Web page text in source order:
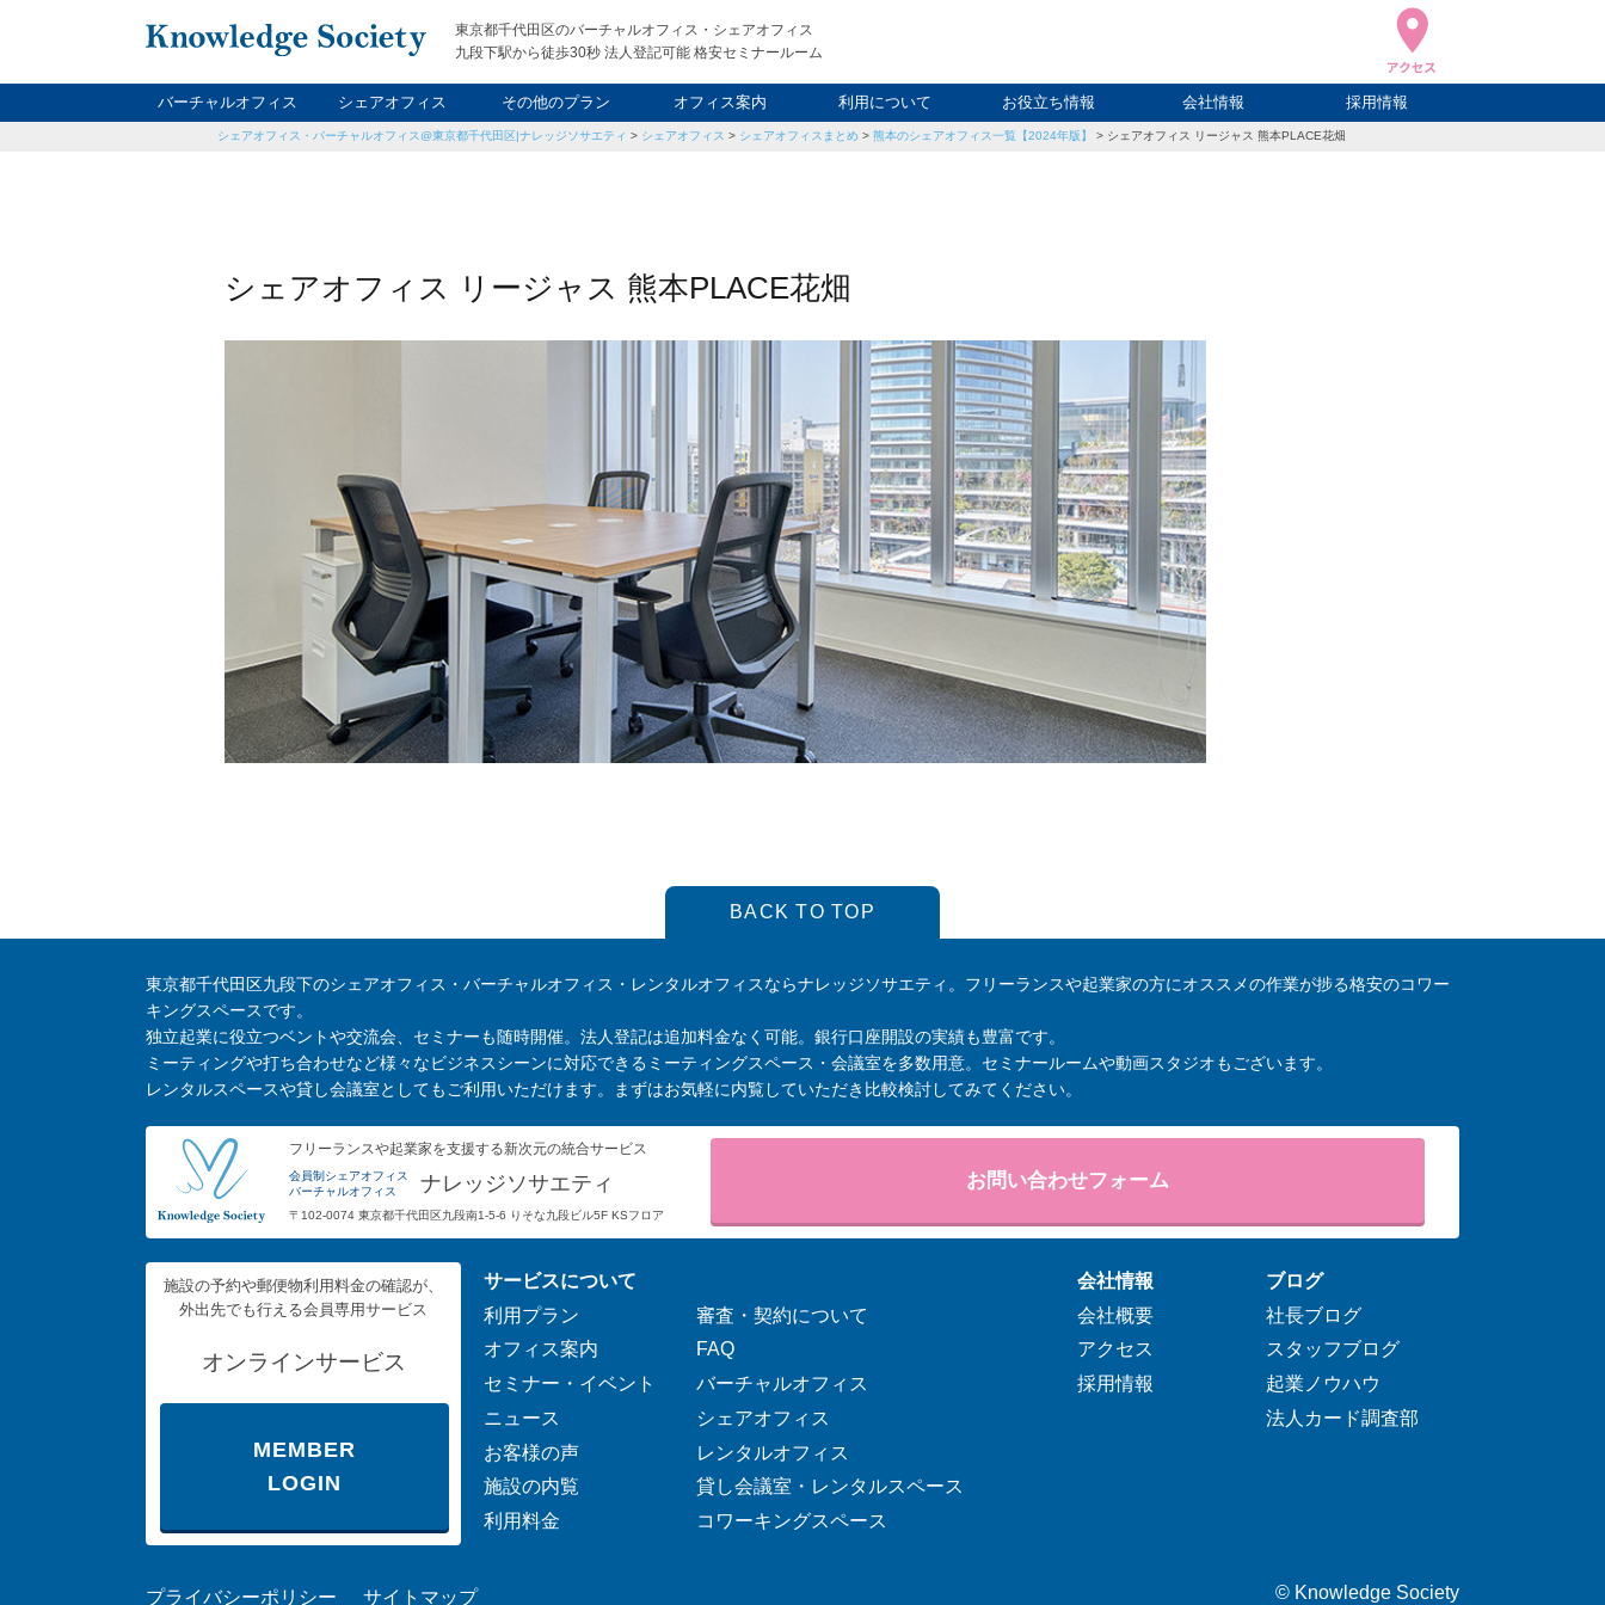
東京都千代田区のバーチャルオフィス・シェアオフィス
九段下駅から徒歩30秒 法人登記可能 格安セミナールーム
バーチャルオフィス シェアオフィス その他のプラン
レンタルオフィス
ナイト&ウィークエンド
貸し会議室
オフィス案内 利用について
利用料金
申込について
FAQ
お役立ち情報
起業ノウハウ
社長ブログ
スタッフブログ
会社情報
会社概要
アクセス
採用情報
シェアオフィス・バーチャルオフィス@東京都千代田区|ナレッジソサエティ > シェアオフィス > シェアオフィスまとめ > 熊本のシェアオフィス一覧【2024年版】 > シェアオフィス リージャス 熊本PLACE花畑
シェアオフィス リージャス 熊本PLACE花畑
BACK TO TOP
東京都千代田区九段下のシェアオフィス・バーチャルオフィス・レンタルオフィスならナレッジソサエティ。フリーランスや起業家の方にオススメの作業が捗る格安のコワー
キングスペースです。
独立起業に役立つベントや交流会、セミナーも随時開催。法人登記は追加料金なく可能。銀行口座開設の実績も豊富です。
ミーティングや打ち合わせなど様々なビジネスシーンに対応できるミーティングスペース・会議室を多数用意。セミナールームや動画スタジオもございます。
レンタルスペースや貸し会議室としてもご利用いただけます。まずはお気軽に内覧していただき比較検討してみてください。
フリーランスや起業家を支援する新次元の統合サービス
会員制シェアオフィス
バーチャルオフィス
ナレッジソサエティ
〒102-0074 東京都千代田区九段南1-5-6 りそな九段ビル5F KSフロア
お問い合わせフォーム
施設の予約や郵便物利用料金の確認が、
外出先でも行える会員専用サービス
オンラインサービス
MEMBER
LOGIN
サービスについて
利用プラン
オフィス案内
セミナー・イベント
ニュース
お客様の声
施設の内覧
利用料金
審査・契約について
FAQ
バーチャルオフィス
シェアオフィス
レンタルオフィス
貸し会議室・レンタルスペース
コワーキングスペース
会社情報
会社概要
アクセス
採用情報
ブログ
社長ブログ
スタッフブログ
起業ノウハウ
法人カード調査部
プライバシーポリシー サイトマップ © Knowledge Society